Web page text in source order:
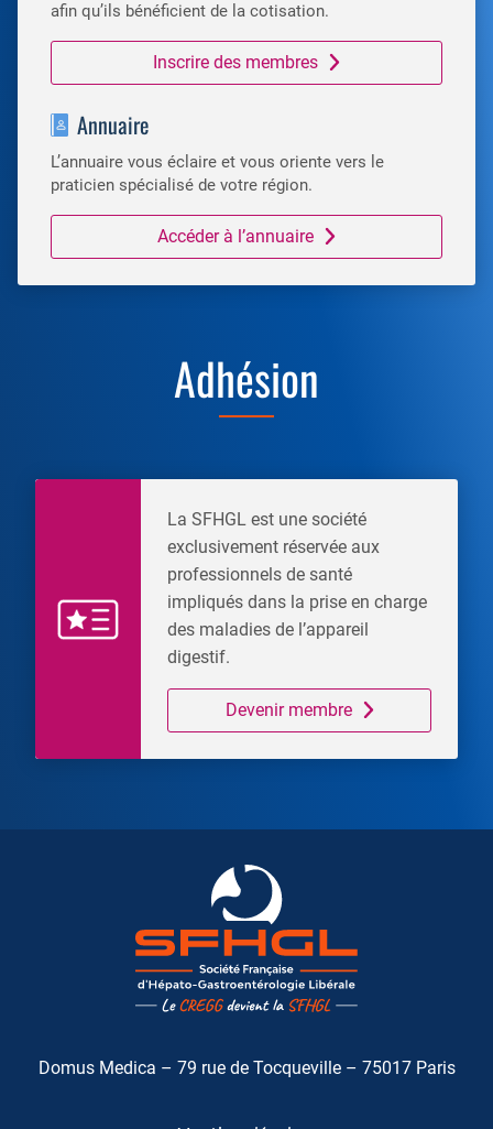
afin qu’ils bénéficient de la cotisation.
Inscrire des membres
Annuaire
L’annuaire vous éclaire et vous oriente vers le
praticien spécialisé de votre région.
Accéder à l’annuaire
Adhésion
La SFHGL est une société
exclusivement réservée aux
professionnels de santé
impliqués dans la prise en charge
des maladies de l’appareil
digestif.
Devenir membre
Domus Medica – 79 rue de Tocqueville – 75017 Paris